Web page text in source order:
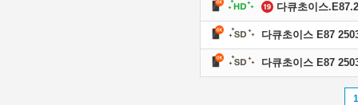
다큐초이스
다큐초이스 E87
다큐초이스 E87
1